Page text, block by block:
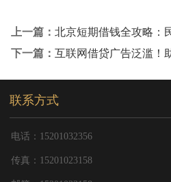
上一篇： 北京短期借钱全攻略：民
下一篇： 互联网借贷广告泛滥！助贷
联系方式
电话：15201032356
传真：15201023158